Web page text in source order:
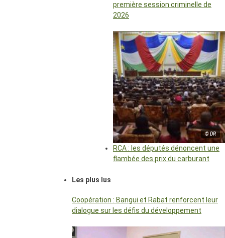
première session criminelle de
2026
© DR
RCA : les députés dénoncent une
flambée des prix du carburant
Les plus lus
Coopération : Bangui et Rabat renforcent leur
dialogue sur les défis du développement